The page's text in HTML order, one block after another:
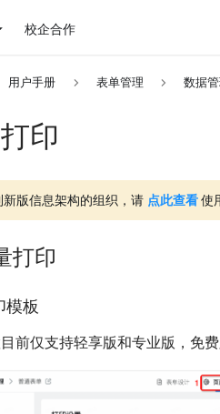
校企合作
用户手册 表单管理 数据
印
新版信息架构的组织，请 点此查看使
打印
模板
前仅支持轻享版和专业版，免